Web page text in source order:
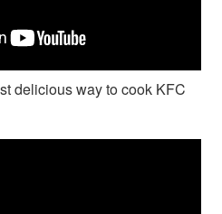
delicious way to cook KFC